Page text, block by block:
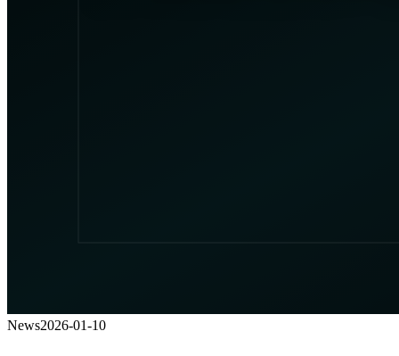
News2026-01-10